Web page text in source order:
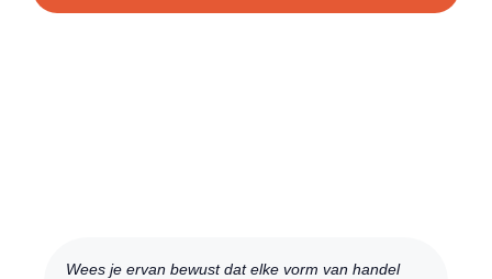
Wees je ervan bewust dat elke vorm van handel